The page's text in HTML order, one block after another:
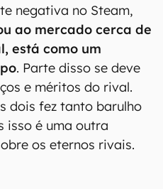
negativa no Steam,
ao mercado cerca de
está como um
. Parte disso se deve
e méritos do rival.
dois fez tanto barulho
isso é uma outra
os eternos rivais.